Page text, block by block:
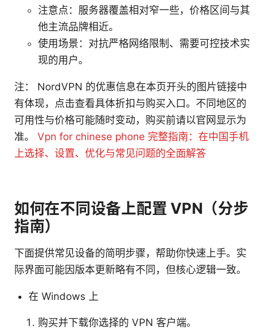
注意点：服务器覆盖相对窄一些，价格区间与其
他主流品牌相近。
使用场景：对抗严格网络限制、需要可控技术实
现的用户。
注： NordVPN 的优惠信息在本页开头的图片链接中
有体现，点击查看具体折扣与购买入口。不同地区的
可用性与价格可能随时变动，购买前请以官网显示为
准。 Vpn for chinese phone 完整指南：在中国手机
上选择、设置、优化与常见问题的全面解答
如何在不同设备上配置 VPN（分步
指南）
下面提供常见设备的简明步骤，帮助你快速上手。实
际界面可能因版本更新略有不同，但核心逻辑一致。
在 Windows 上
购买并下载你选择的 VPN 客户端。